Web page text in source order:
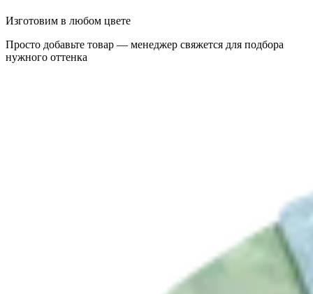
Изготовим в любом цвете
Просто добавьте товар — менеджер свяжется для подбора
нужного оттенка